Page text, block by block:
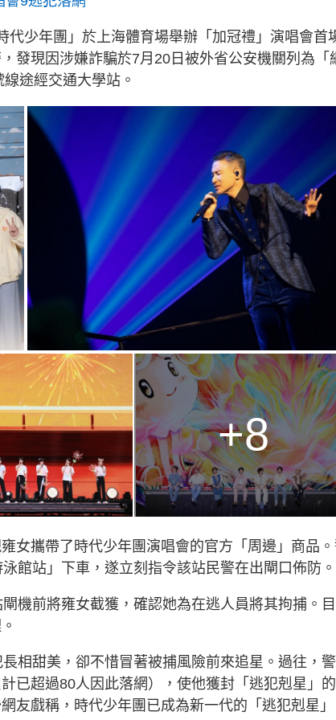
少年團」於上海體育場舉辦「加冠禮」演唱會首
發現因涉嫌詐騙於7月20日被外省公安機關列為「
途經交通大學站。
+8
女攜帶了時代少年團演唱會的官方「周邊」商品
館站」下車，遂立刻指令該站民警在出閘口佈防。
機前將雍女截獲，確認她為在逃人員將其拘捕。目
相甜美，卻不惜冒著被捕風險前來追星。過往，
已超過80人因此落網），使他獲封「逃犯剋星」
友戲稱，時代少年團已成為新一代的「逃犯剋星